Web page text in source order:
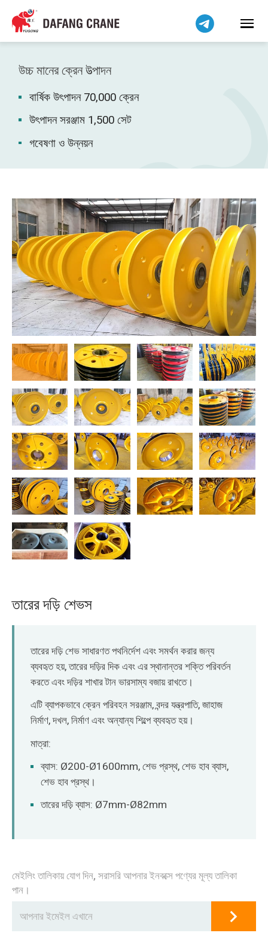
উচ্চ মানের ক্রেন উত্পাদন
বার্ষিক উৎপাদন 70,000 ক্রেন
উৎপাদন সরঞ্জাম 1,500 সেট
গবেষণা ও উন্নয়ন
তারের দড়ি শেভস
তারের দড়ি শেভ সাধারণত পথনির্দেশ এবং সমর্থন করার জন্য
ব্যবহৃত হয়, তারের দড়ির দিক এবং এর স্থানান্তর শক্তি পরিবর্তন
করতে এবং দড়ির শাখার টান ভারসাম্য বজায় রাখতে।
এটি ব্যাপকভাবে ক্রেন পরিবহন সরঞ্জাম, বন্দর যন্ত্রপাতি, জাহাজ
নির্মাণ, দখল, নির্মাণ এবং অন্যান্য শিল্পে ব্যবহৃত হয়।
মাত্রা:
ব্যাস: Ø200-Ø1600mm, শেভ প্রস্থ, শেভ হাব ব্যাস,
শেভ হাব প্রস্থ।
তারের দড়ি ব্যাস: Ø7mm-Ø82mm
মেইলিং তালিকায় যোগ দিন, সরাসরি আপনার ইনবক্সে পণ্যের মূল্য তালিকা
পান।
हिन्दी
Bahasa Indonesia
Bahasa Melayu
Tiếng Việt
فارسی
Pilipino
اردو
Беларуская мова
Kiswahili
Dansk
Norsk
O‘zbekcha